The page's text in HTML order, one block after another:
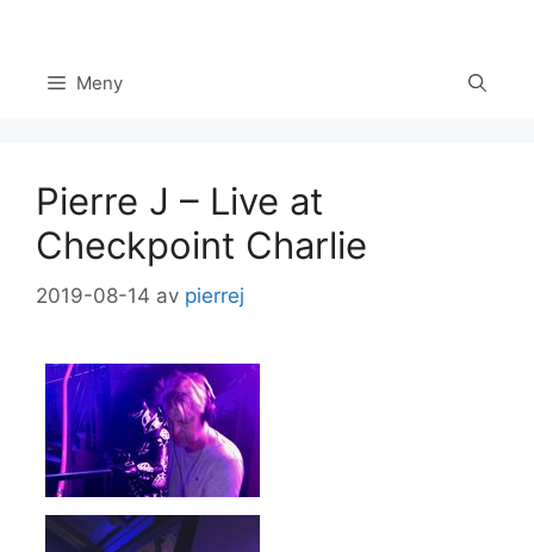
innehåll Meny
Pierre J – Live at
Checkpoint Charlie
2019-08-14 av pierrej